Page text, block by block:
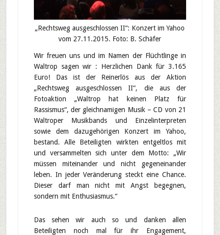
„Rechtsweg ausgeschlossen II“: Konzert im Yahoo
vom 27.11.2015. Foto: B. Schäfer
Wir freuen uns und im Namen der Flüchtlinge in
Waltrop sagen wir : Herzlichen Dank für 3.165
Euro! Das ist der Reinerlös aus der Aktion
„Rechtsweg ausgeschlossen II“, die aus der
Fotoaktion „Waltrop hat keinen Platz für
Rassismus“, der gleichnamigen Musik – CD von 21
Waltroper Musikbands und Einzelinterpreten
sowie dem dazugehörigen Konzert im Yahoo,
bestand. Alle Beteiligten wirkten entgeltlos mit
und versammelten sich unter dem Motto: „Wir
müssen miteinander und nicht gegeneinander
leben. In jeder Veränderung steckt eine Chance.
Dieser darf man nicht mit Angst begegnen,
sondern mit Enthusiasmus.“
Das sehen wir auch so und danken allen
Beteiligten noch mal für ihr Engagement,